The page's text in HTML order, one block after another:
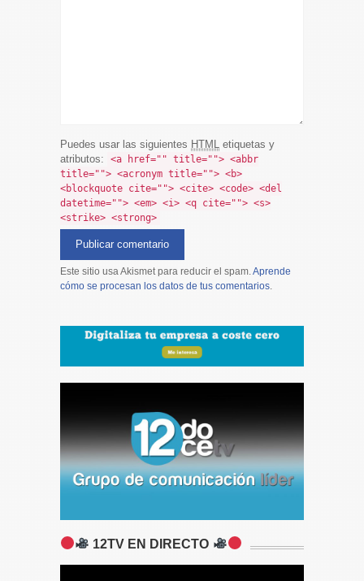
Puedes usar las siguientes HTML
etiquetas y
atributos:
<a href="" title=""> <abbr
title=""> <acronym title=""> <b>
<blockquote cite=""> <cite> <code> <del
datetime=""> <em> <i> <q cite=""> <s>
<strike> <strong>
Este sitio usa Akismet para reducir el spam.Aprende
cómo se procesan los datos de tus comentarios.
12TV EN DIRECTO